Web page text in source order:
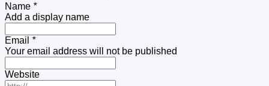
Name *
Add a display name
Email *
Your email address will not be published
Website